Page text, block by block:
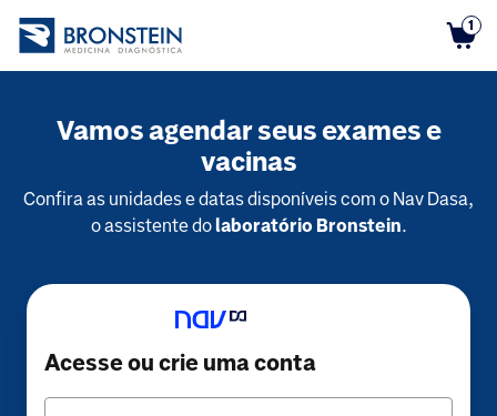
1
Vamos agendar seus exames e
vacinas
Confira as unidades e datas disponíveis com o Nav Dasa,
o assistente dolaboratório Bronstein.
Acesse ou crie uma conta